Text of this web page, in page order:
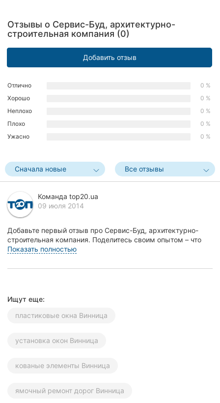
Львов
Николаев
Херсон
Полтава
Черкассы
Сумы
Ивано-
Франковск
Карпаты
Отзывы о Сервис-Буд, архитектурно-
строительная компания (0)
Добавить отзыв
Отлично
0 %
Хорошо
0 %
Неплохо
0 %
Плохо
0 %
Ужасно
0 %
Сначала новые Все отзывы
Команда top20.ua
09 июля 2014
Добавьте первый отзыв про Сервис-Буд, архитектурно-
строительная компания. Поделитесь своим опытом – что
Вам понравилось, а что нет! Это поможет други...
Показать полностью
Ищут еще:
пластиковые окна Винница
установка окон Винница
кованые элементы Винница
ямочный ремонт дорог Винница